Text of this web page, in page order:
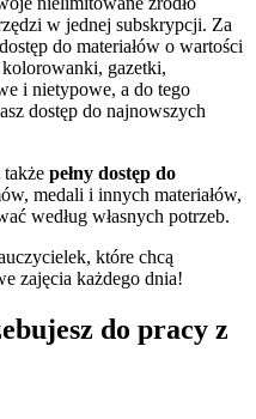
w jednej subskrypcji. Za
do materiałów o wartości
gazetki,
i nietypowe, a do tego
dostęp do najnowszych
także pełny dostęp do
medali i innych materiałów,
według własnych potrzeb.
które chcą
zajęcia każdego dnia!
do pracy z